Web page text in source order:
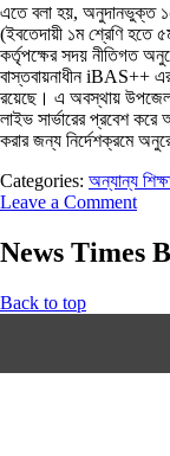
এতে বলা হয়, অনুদানভুক্ত
(ইবতেদায়ী ১ম শ্রেণি হতে
কর্তৃপক্ষের সদয় নীতিগত
বাস্তবায়নাধীন iBAS++
রয়েছে। এ অবস্থায়
লাইভ সার্ভারের প্রবেশ করে
করার জন্য নির্দেশক্রমে
Categories: অন্যান্য
Leave a Comment
News Times
Back to top